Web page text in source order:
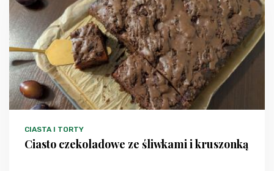
CIASTA I TORTY
Ciasto czekoladowe ze śliwkami i kruszonką